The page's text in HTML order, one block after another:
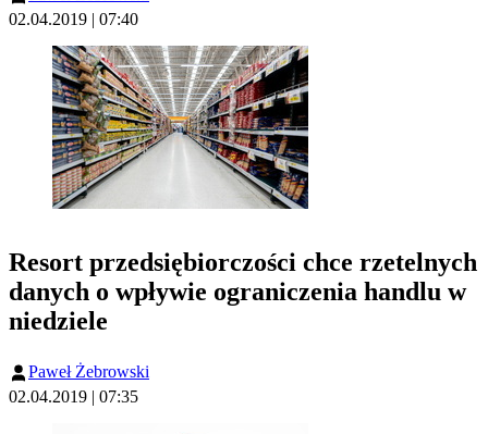
02.04.2019 | 07:40
Resort przedsiębiorczości chce rzetelnych
danych o wpływie ograniczenia handlu w
niedziele
Paweł Żebrowski
02.04.2019 | 07:35